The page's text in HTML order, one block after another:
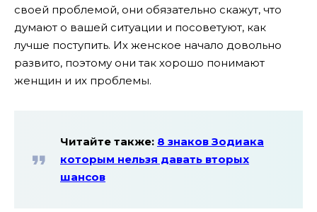
своей проблемой, они обязательно скажут, что
думают о вашей ситуации и посоветуют, как
лучше поступить. Их женское начало довольно
развито, поэтому они так хорошо понимают
женщин и их проблемы.
Читайте также: 8 знаков Зодиака
которым нельзя давать вторых
шансов